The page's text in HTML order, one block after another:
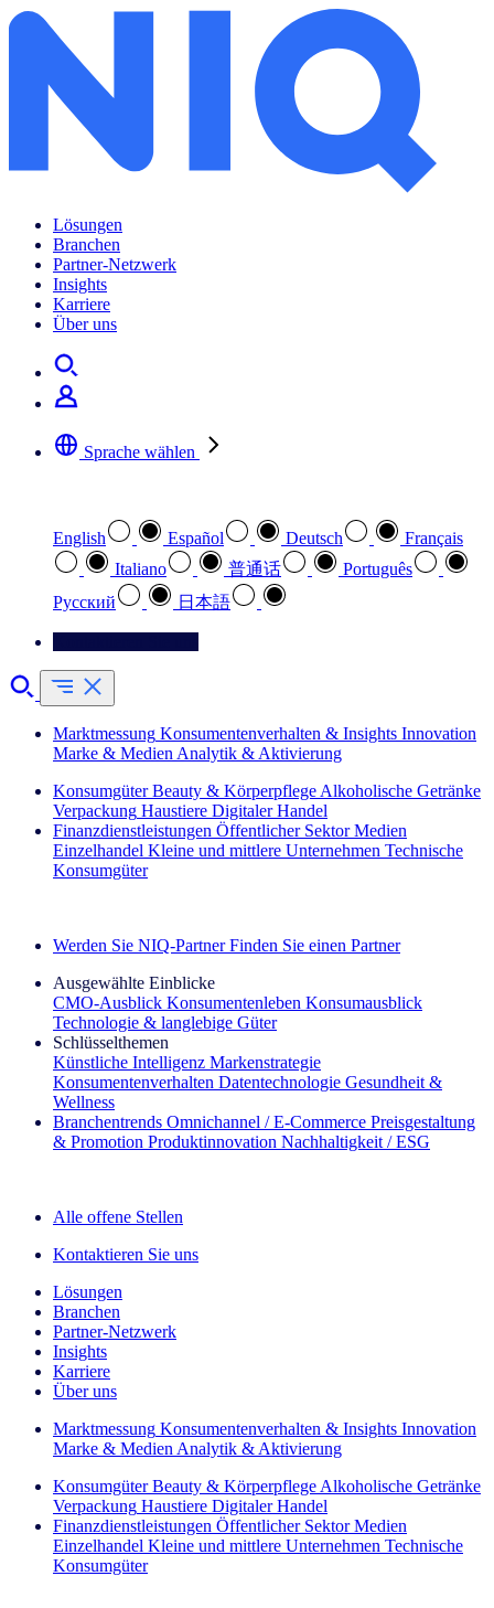
Lösungen
Branchen
Partner-Netzwerk
Insights
Karriere
Über uns
Sprache wählen
English Español Deutsch
Français
Italiano
普通话
Português
Pусский
日本語
Marktmessung Konsumentenverhalten & Insights Innovation
Marke & Medien Analytik & Aktivierung
Konsumgüter Beauty & Körperpflege Alkoholische Getränke
Verpackung Haustiere Digitaler Handel
Finanzdienstleistungen Öffentlicher Sektor Medien
Einzelhandel Kleine und mittlere Unternehmen Technische
Konsumgüter
Werden Sie NIQ-Partner Finden Sie einen Partner
Ausgewählte Einblicke
CMO‑Ausblick Konsumentenleben Konsumausblick
Technologie & langlebige Güter
Schlüsselthemen
Künstliche Intelligenz Markenstrategie
Konsumentenverhalten Datentechnologie Gesundheit &
Wellness
Branchentrends Omnichannel / E‑Commerce Preisgestaltung
& Promotion Produktinnovation Nachhaltigkeit / ESG
Alle offene Stellen
Kontaktieren Sie uns
Lösungen
Branchen
Partner-Netzwerk
Insights
Karriere
Über uns
Marktmessung Konsumentenverhalten & Insights Innovation
Marke & Medien Analytik & Aktivierung
Konsumgüter Beauty & Körperpflege Alkoholische Getränke
Verpackung Haustiere Digitaler Handel
Finanzdienstleistungen Öffentlicher Sektor Medien
Einzelhandel Kleine und mittlere Unternehmen Technische
Konsumgüter